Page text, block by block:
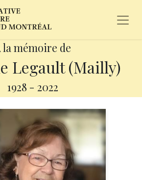
la mémoire de
Legault (Mailly)
1928 - 2022